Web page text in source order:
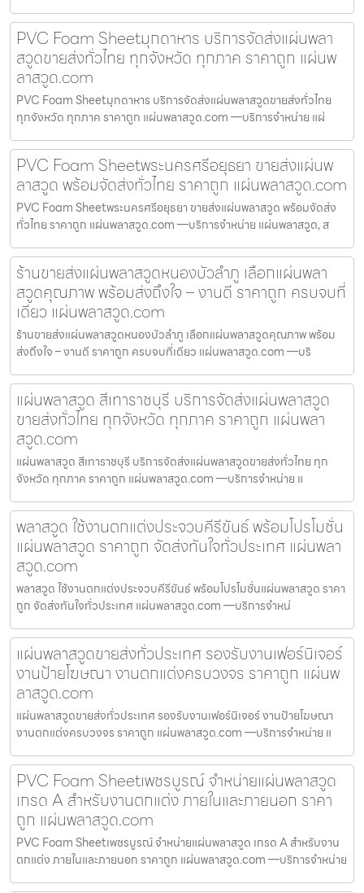
PVC Foam Sheetมุกดาหาร บริการจัดส่งแผ่นพลา
สวูดขายส่งทั่วไทย ทุกจังหวัด ทุกภาค ราคาถูก แผ่นพ
ลาสวูด.com
PVC Foam Sheetมุกดาหาร บริการจัดส่งแผ่นพลาสวูดขายส่งทั่วไทย
ทุกจังหวัด ทุกภาค ราคาถูก แผ่นพลาสวูด.com —บริการจำหน่าย แผ่
PVC Foam Sheetพระนครศรีอยุธยา ขายส่งแผ่นพ
ลาสวูด พร้อมจัดส่งทั่วไทย ราคาถูก แผ่นพลาสวูด.com
PVC Foam Sheetพระนครศรีอยุธยา ขายส่งแผ่นพลาสวูด พร้อมจัดส่ง
ทั่วไทย ราคาถูก แผ่นพลาสวูด.com —บริการจำหน่าย แผ่นพลาสวูด, ส
ร้านขายส่งแผ่นพลาสวูดหนองบัวลำภู เลือกแผ่นพลา
สวูดคุณภาพ พร้อมส่งถึงใจ – งานดี ราคาถูก ครบจบที่
เดียว แผ่นพลาสวูด.com
ร้านขายส่งแผ่นพลาสวูดหนองบัวลำภู เลือกแผ่นพลาสวูดคุณภาพ พร้อม
ส่งถึงใจ – งานดี ราคาถูก ครบจบที่เดียว แผ่นพลาสวูด.com —บริ
แผ่นพลาสวูด สีเทาราชบุรี บริการจัดส่งแผ่นพลาสวูด
ขายส่งทั่วไทย ทุกจังหวัด ทุกภาค ราคาถูก แผ่นพลา
สวูด.com
แผ่นพลาสวูด สีเทาราชบุรี บริการจัดส่งแผ่นพลาสวูดขายส่งทั่วไทย ทุก
จังหวัด ทุกภาค ราคาถูก แผ่นพลาสวูด.com —บริการจำหน่าย แ
พลาสวูด ใช้งานตกแต่งประจวบคีรีขันธ์ พร้อมโปรโมชั่น
แผ่นพลาสวูด ราคาถูก จัดส่งทันใจทั่วประเทศ แผ่นพลา
สวูด.com
พลาสวูด ใช้งานตกแต่งประจวบคีรีขันธ์ พร้อมโปรโมชั่นแผ่นพลาสวูด ราคา
ถูก จัดส่งทันใจทั่วประเทศ แผ่นพลาสวูด.com —บริการจำหน่
แผ่นพลาสวูดขายส่งทั่วประเทศ รองรับงานเฟอร์นิเจอร์
งานป้ายโฆษณา งานตกแต่งครบวงจร ราคาถูก แผ่นพ
ลาสวูด.com
แผ่นพลาสวูดขายส่งทั่วประเทศ รองรับงานเฟอร์นิเจอร์ งานป้ายโฆษณา
งานตกแต่งครบวงจร ราคาถูก แผ่นพลาสวูด.com —บริการจำหน่าย แ
PVC Foam Sheetเพชรบูรณ์ จำหน่ายแผ่นพลาสวูด
เกรด A สำหรับงานตกแต่ง ภายในและภายนอก ราคา
ถูก แผ่นพลาสวูด.com
PVC Foam Sheetเพชรบูรณ์ จำหน่ายแผ่นพลาสวูด เกรด A สำหรับงาน
ตกแต่ง ภายในและภายนอก ราคาถูก แผ่นพลาสวูด.com —บริการจำหน่าย